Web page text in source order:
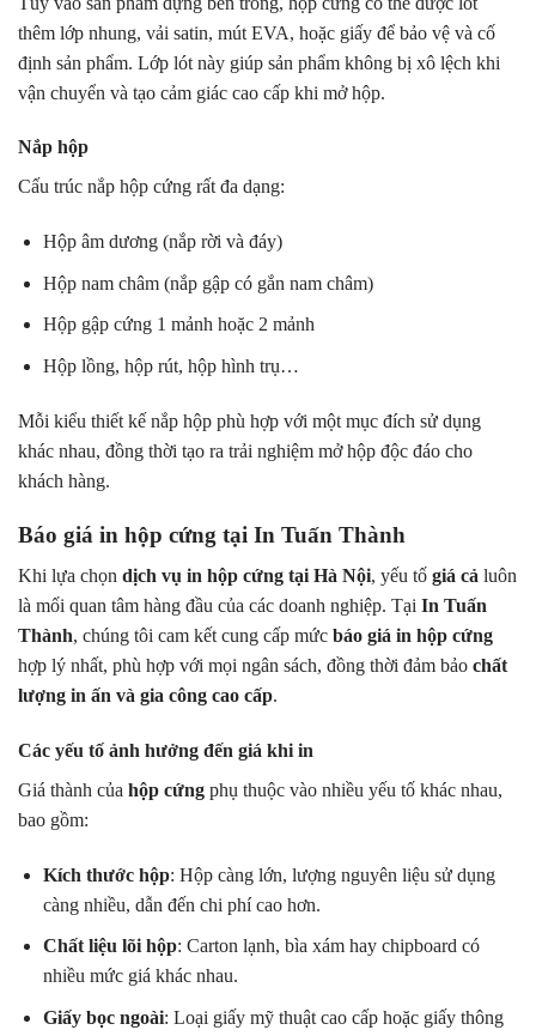
thêm lớp nhung, vải satin, mút EVA, hoặc giấy để bảo vệ và cố
định sản phẩm. Lớp lót này giúp sản phẩm không bị xô lệch khi
vận chuyển và tạo cảm giác cao cấp khi mở hộp.
Nắp hộp
Cấu trúc nắp hộp cứng rất đa dạng:
Hộp âm dương (nắp rời và đáy)
Hộp nam châm (nắp gập có gắn nam châm)
Hộp gập cứng 1 mảnh hoặc 2 mảnh
Hộp lồng, hộp rút, hộp hình trụ…
Mỗi kiểu thiết kế nắp hộp phù hợp với một mục đích sử dụng
khác nhau, đồng thời tạo ra trải nghiệm mở hộp độc đáo cho
khách hàng.
Báo giá in hộp cứng tại In Tuấn Thành
Khi lựa chọn dịch vụ in hộp cứng tại Hà Nội, yếu tố giá cả luôn
là mối quan tâm hàng đầu của các doanh nghiệp. Tại In Tuấn
Thành, chúng tôi cam kết cung cấp mức báo giá in hộp cứng
hợp lý nhất, phù hợp với mọi ngân sách, đồng thời đảm bảo chất
lượng in ấn và gia công cao cấp.
Các yếu tố ảnh hưởng đến giá khi in
Giá thành của hộp cứng phụ thuộc vào nhiều yếu tố khác nhau,
bao gồm:
Kích thước hộp: Hộp càng lớn, lượng nguyên liệu sử dụng
càng nhiều, dẫn đến chi phí cao hơn.
Chất liệu lõi hộp: Carton lạnh, bìa xám hay chipboard có
nhiều mức giá khác nhau.
Giấy bọc ngoài: Loại giấy mỹ thuật cao cấp hoặc giấy thông